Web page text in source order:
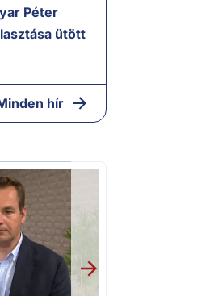
Péter
ütött
hír